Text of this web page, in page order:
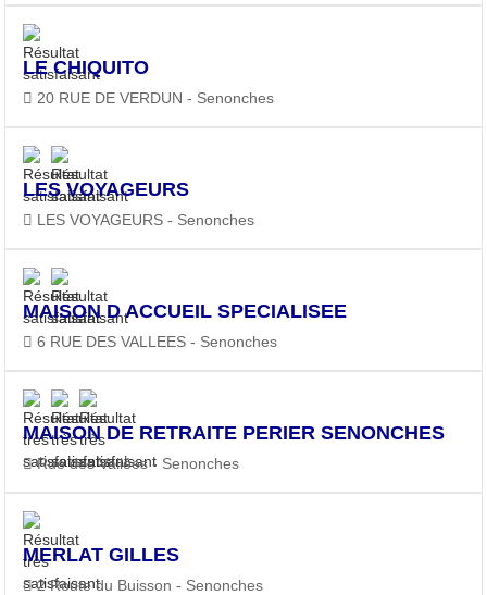
LE CHIQUITO
20 RUE DE VERDUN - Senonches
LES VOYAGEURS
LES VOYAGEURS - Senonches
MAISON D ACCUEIL SPECIALISEE
6 RUE DES VALLEES - Senonches
MAISON DE RETRAITE PERIER SENONCHES
Rue des Vallées - Senonches
MERLAT GILLES
2 Route du Buisson - Senonches